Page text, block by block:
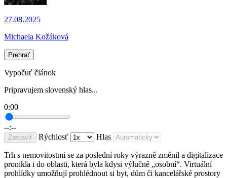
27.08.2025
Michaela Kožáková
Prehrať
Vypočuť článok
Pripravujem slovenský hlas...
0:00
--:--
Zastaviť Rýchlosť Hlas
Trh s nemovitostmi se za poslední roky výrazně změnil a digitalizace
pronikla i do oblasti, která byla kdysi výlučně „osobní“. Virtuální
prohlídky umožňují prohlédnout si byt, dům či kancelářské prostory